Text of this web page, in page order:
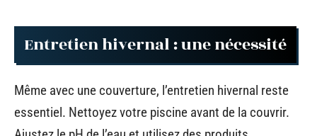
Entretien hivernal : une nécessité
Même avec une couverture, l’entretien hivernal reste
essentiel. Nettoyez votre piscine avant de la couvrir.